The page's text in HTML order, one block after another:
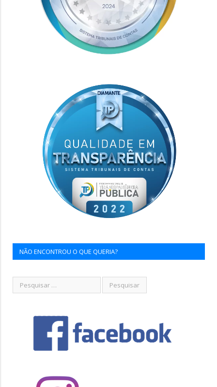
NÃO ENCONTROU O QUE QUERIA?